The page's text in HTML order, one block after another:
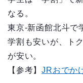
なる。
東京-新函館北斗で
学割も安いが、ト
が安い。
【参考】JRおでか